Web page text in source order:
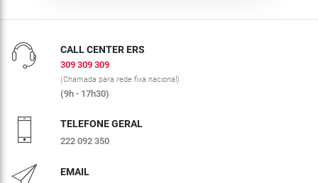
CALL CENTER ERS
309 309 309
(Chamada para rede fixa nacional)
(9h - 17h30)
TELEFONE GERAL
222 092 350
EMAIL